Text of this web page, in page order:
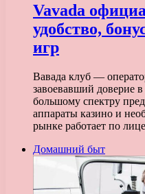
Vavada
удобство,
игр
Вавада клуб —
завоевавший доверие
большому спектру
аппараты казино и
рынке работает по
Домашний быт